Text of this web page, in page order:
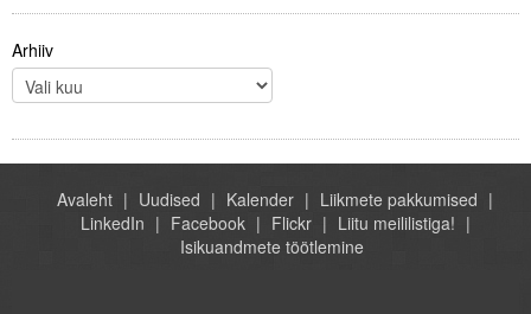
Arhiiv
Avaleht Uudised Kalender
Liikmete pakkumised
LinkedIn
Facebook Flickr
Liitu meililistiga!
Isikuandmete töötlemine